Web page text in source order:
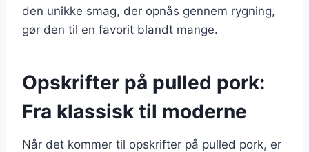
den unikke smag, der opnås gennem rygning,
gør den til en favorit blandt mange.
Opskrifter på pulled pork:
Fra klassisk til moderne
Når det kommer til opskrifter på pulled pork, er